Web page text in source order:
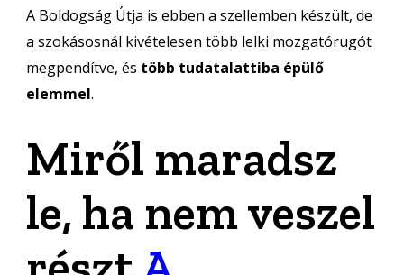
A Boldogság Útja is ebben a szellemben készült, de
a szokásosnál kivételesen több lelki mozgatórugót
megpendítve, és több tudatalattiba épülő
elemmel.
Miről maradsz
le, ha nem veszel